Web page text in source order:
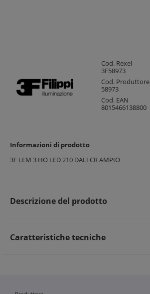
Cod. Rexel
3F58973
Cod. Produttore
58973
Cod. EAN
8015466138800
Informazioni di prodotto
3F LEM 3 HO LED 210 DALI CR AMPIO
Descrizione del prodotto
Caratteristiche tecniche